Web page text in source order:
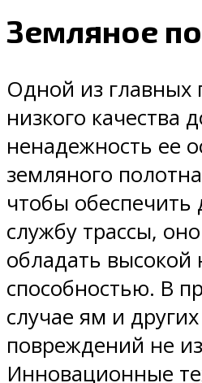
Земляное
Одной из главных
низкого качества
ненадежность ее
земляного
чтобы обеспечить
службу трассы,
обладать высокой
способностью. В
случае ям и
повреждений не
Инновационные